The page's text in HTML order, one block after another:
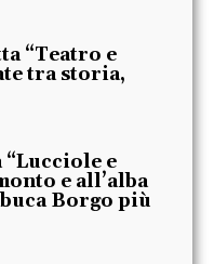
“Teatro e
tra storia,
e
e all’alba
Borgo più